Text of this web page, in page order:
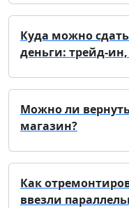
Куда можно
деньги: трейд-
Можно ли
магазин?
Как
ввезли